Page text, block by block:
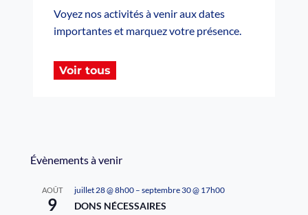
Voyez nos activités à venir aux dates
importantes et marquez votre présence.
Voir tous
Évènements à venir
AOÛT
9
juillet 28 @ 8h00 – septembre 30 @ 17h00
DONS NÉCESSAIRES